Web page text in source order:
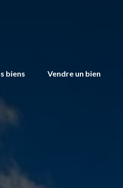
biens Vendre un bien